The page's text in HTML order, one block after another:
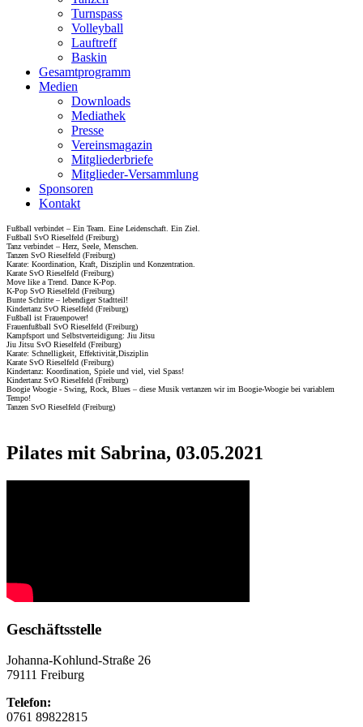
Turnspass
Volleyball
Lauftreff
Baskin
Gesamtprogramm
Medien
Downloads
Mediathek
Presse
Vereinsmagazin
Mitgliederbriefe
Mitglieder-Versammlung
Sponsoren
Kontakt
Fußball verbindet – Ein Team. Eine Leidenschaft. Ein Ziel.
Fußball SvO Rieselfeld (Freiburg)
Tanz verbindet – Herz, Seele, Menschen.
Tanzen SvO Rieselfeld (Freiburg)
Karate: Koordination, Kraft, Disziplin und Konzentration.
Karate SvO Rieselfeld (Freiburg)
Move like a Trend. Dance K-Pop.
K-Pop SvO Rieselfeld (Freiburg)
Bunte Schritte – lebendiger Stadtteil!
Kindertanz SvO Rieselfeld (Freiburg)
Fußball ist Frauenpower!
Frauenfußball SvO Rieselfeld (Freiburg)
Kampfsport und Selbstverteidigung: Jiu Jitsu
Jiu Jitsu SvO Rieselfeld (Freiburg)
Karate: Schnelligkeit, Effektivität,Disziplin
Karate SvO Rieselfeld (Freiburg)
Kindertanz: Koordination, Spiele und viel, viel Spass!
Kindertanz SvO Rieselfeld (Freiburg)
Boogie Woogie - Swing, Rock, Blues – diese Musik vertanzen wir im Boogie-Woogie bei variablem
Tempo!
Tanzen SvO Rieselfeld (Freiburg)
Pilates mit Sabrina, 03.05.2021
Geschäftsstelle
Johanna-Kohlund-Straße 26
79111 Freiburg
Telefon:
0761 89822815